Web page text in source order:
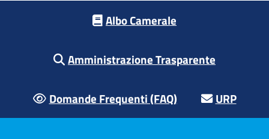
Albo Camerale
Amministrazione Trasparente
Domande Frequenti (FAQ) URP